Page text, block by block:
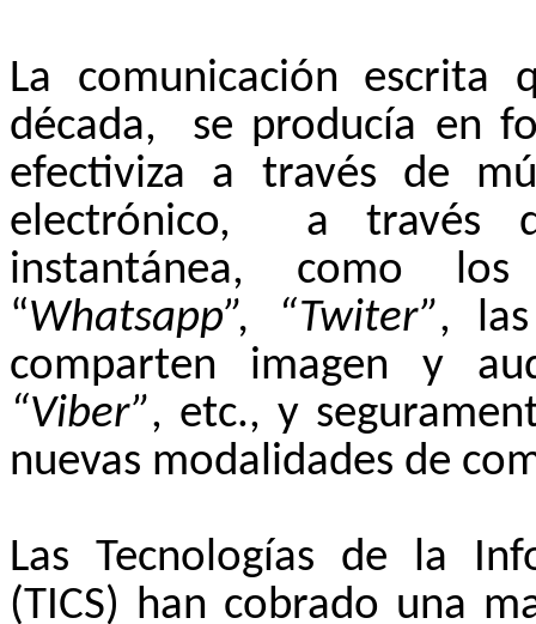
La comunicación escrita
década,
se producía en
efectiviza a través de
electrónico,
a través
instantánea, como
“Whatsapp”, “Twiter”,
comparten imagen y
“Viber”, etc., y
nuevas modalidades de
Las Tecnologías de la
(TICS) han cobrado una